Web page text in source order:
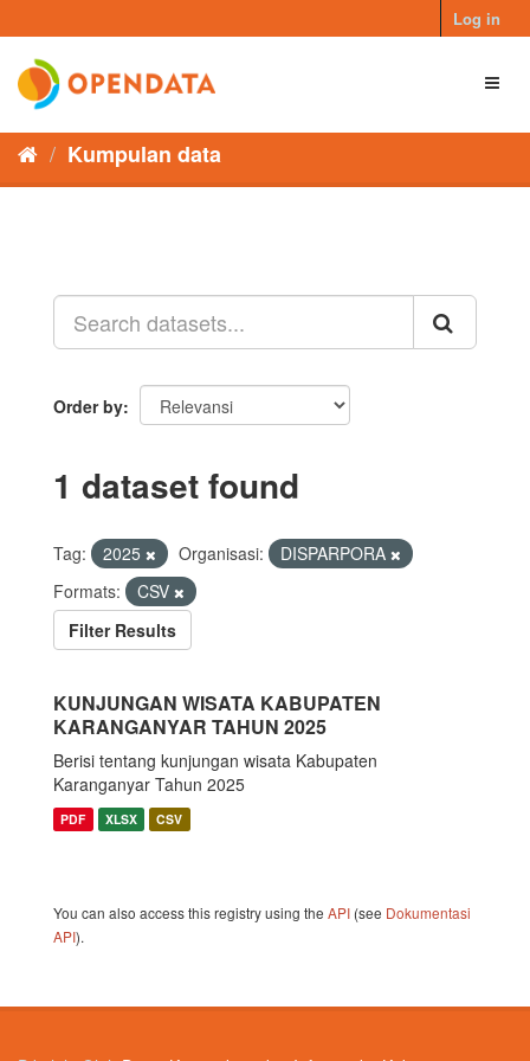
to
content
Log in
Kumpulan data
Order by
1 dataset found
Tag: 2025 Organisasi:
DISPARPORA
Formats:
CSV
Filter Results
KUNJUNGAN WISATA KABUPATEN
KARANGANYAR TAHUN 2025
Berisi tentang kunjungan wisata Kabupaten
Karanganyar Tahun 2025
PDF XLSX CSV
You can also access this registry using the API (see Dokumentasi
API).